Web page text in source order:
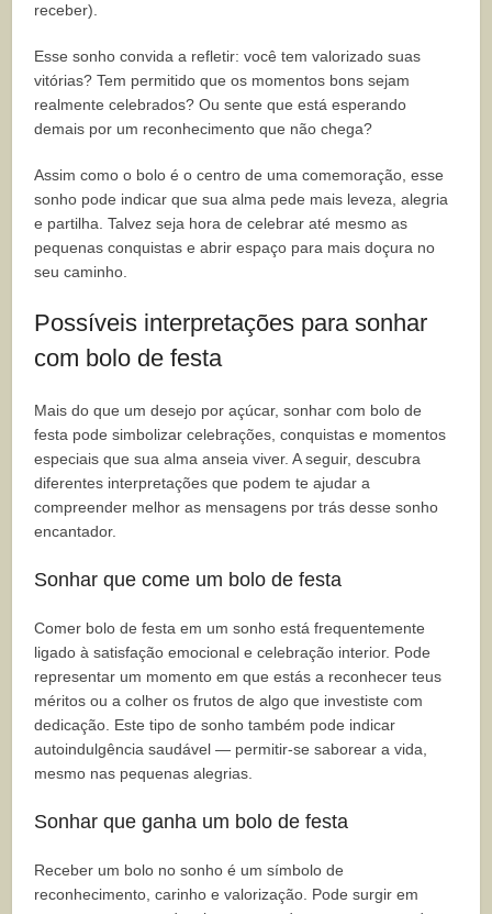
receber).
Esse sonho convida a refletir: você tem valorizado suas
vitórias? Tem permitido que os momentos bons sejam
realmente celebrados? Ou sente que está esperando
demais por um reconhecimento que não chega?
Assim como o bolo é o centro de uma comemoração, esse
sonho pode indicar que sua alma pede mais leveza, alegria
e partilha. Talvez seja hora de celebrar até mesmo as
pequenas conquistas e abrir espaço para mais doçura no
seu caminho.
Possíveis interpretações para sonhar
com bolo de festa
Mais do que um desejo por açúcar, sonhar com bolo de
festa pode simbolizar celebrações, conquistas e momentos
especiais que sua alma anseia viver. A seguir, descubra
diferentes interpretações que podem te ajudar a
compreender melhor as mensagens por trás desse sonho
encantador.
Sonhar que come um bolo de festa
Comer bolo de festa em um sonho está frequentemente
ligado à satisfação emocional e celebração interior. Pode
representar um momento em que estás a reconhecer teus
méritos ou a colher os frutos de algo que investiste com
dedicação. Este tipo de sonho também pode indicar
autoindulgência saudável — permitir-se saborear a vida,
mesmo nas pequenas alegrias.
Sonhar que ganha um bolo de festa
Receber um bolo no sonho é um símbolo de
reconhecimento, carinho e valorização. Pode surgir em